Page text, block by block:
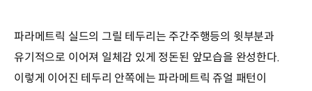
파라메트릭 실드의 그릴 테두리는 주간주행등의 윗부분과
유기적으로 이어져 일체감 있게 정돈된 앞모습을 완성한다.
이렇게 이어진 테두리 안쪽에는 파라메트릭 쥬얼 패턴이